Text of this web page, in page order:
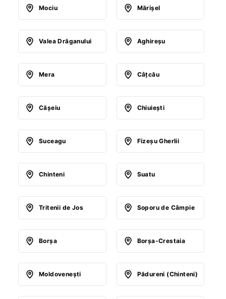
Mociu Mărişel
Valea Drăganului Aghireşu
Mera Câţcău
Căşeiu Chiuieşti
Suceagu Fizeşu Gherlii
Chinteni Suatu
Tritenii de Jos Soporu de Câmpie
Borşa Borşa-Crestaia
Moldoveneşti Pădureni (Chinteni)